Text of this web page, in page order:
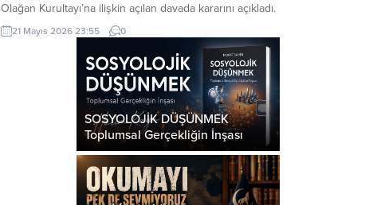
Olağan Kurultayı’na ilişkin açılan davada kararını açıkladı.
Mahkeme, kurultayın “mutlak butlan” gerekçesiyle
geçersiz olduğuna hükmederek, kurultayın yapıldığı
tarihten itibaren iptal edilmesine karar verdi. Kararla
birlikte, söz konusu kurultay sonrasında gerçekleştirilen
tüm olağan ve olağanüstü kurultayların yanı...
21 Mayıs 2026 23:55 0
SOSYOLOJİK DÜŞÜNMEK
Toplumsal Gerçekliğin İnşası